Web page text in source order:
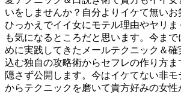
いをしませんか？自分よりイケて無いお
ひっかえでイイ女にモテル理由やヤリま
も気になるところだと思います。今ま
めに実践してきたメールテクニック＆確
込む独自の攻略術からセフレの作り方
隠さず公開します。今はイケてない非
からテクニックを磨いて貴方好みの女性